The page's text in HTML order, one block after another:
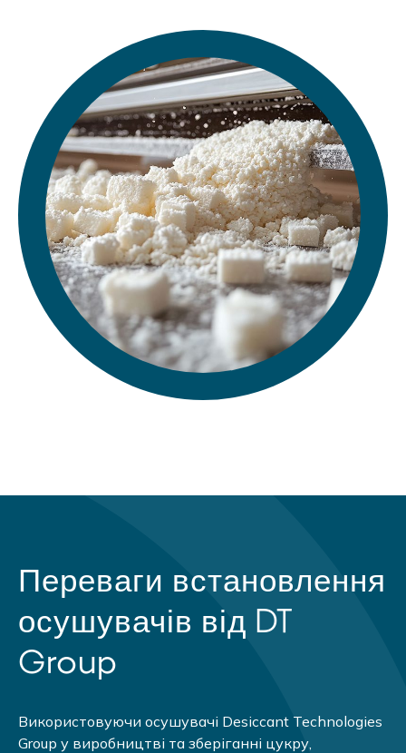
Переваги встановлення
осушувачів від DT
Group
Використовуючи осушувачі Desiccant Technologies
Group у виробництві та зберіганні цукру,